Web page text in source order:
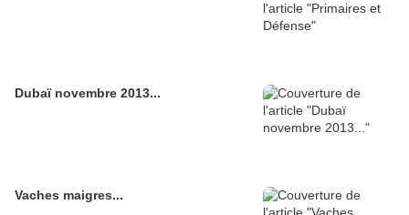
Dubaï novembre 2013...
Vaches maigres...